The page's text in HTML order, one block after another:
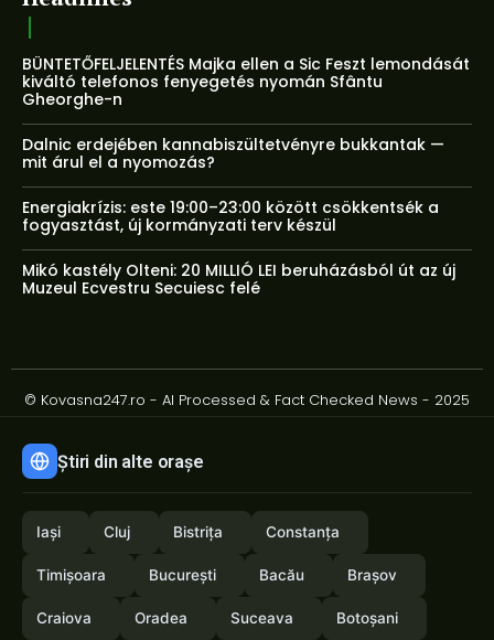
BÜNTETŐFELJELENTÉS Majka ellen a Sic Feszt lemondását
kiváltó telefonos fenyegetés nyomán Sfântu
Gheorghe-n
Dalnic erdejében kannabiszültetvényre bukkantak —
mit árul el a nyomozás?
Energiakrízis: este 19:00–23:00 között csökkentsék a
fogyasztást, új kormányzati terv készül
Mikó kastély Olteni: 20 MILLIÓ LEI beruházásból út az új
Muzeul Ecvestru Secuiesc felé
© Kovasna247.ro - AI Processed & Fact Checked News - 2025
Știri din alte orașe
Iași Cluj Bistrița Constanța
Timișoara București Bacău Brașov
Craiova Oradea Suceava Botoșani